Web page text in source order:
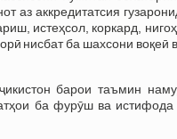
аз аккредитатсия
истеҳсол, коркард,
нисбат ба шахсони воқеӣ
барои таъмин
ба фурӯш ва